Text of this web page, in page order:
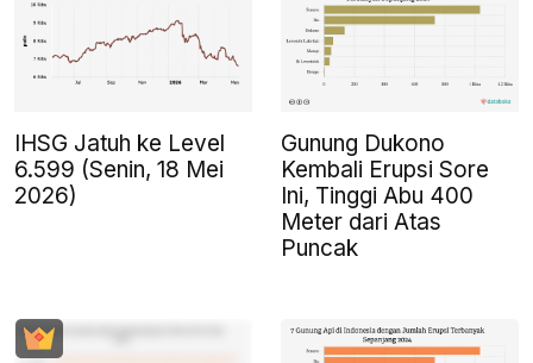
IHSG Jatuh ke Level
6.599 (Senin, 18 Mei
2026)
Gunung Dukono
Kembali Erupsi Sore
Ini, Tinggi Abu 400
Meter dari Atas
Puncak